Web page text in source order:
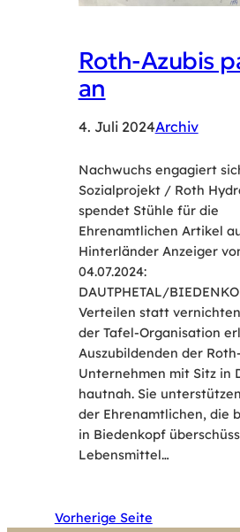
Roth-Azubis
an
4. Juli 2024Archiv
Nachwuchs engagiert
Sozialprojekt / Roth
spendet Stühle für die
Ehrenamtlichen Artikel
Hinterländer Anzeiger
04.07.2024:
DAUTPHETAL/
Verteilen statt
der Tafel-Organisation
Auszubildenden der
Unternehmen mit Sitz in
hautnah. Sie
der Ehrenamtlichen, die
in Biedenkopf
Lebensmittel…
Vorherige Seite